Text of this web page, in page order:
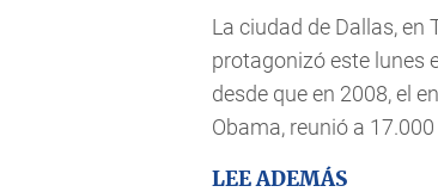
La ciudad de Dallas, en
protagonizó este lunes
desde que en 2008, el
Obama, reunió a
LEE ADEMÁS